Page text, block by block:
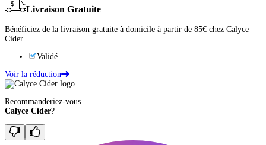
Livraison Gratuite
Bénéficiez de la livraison gratuite à domicile à partir de 85€ chez Calyce
Cider.
Validé
Voir la réduction
Recommanderiez-vous
Calyce Cider?